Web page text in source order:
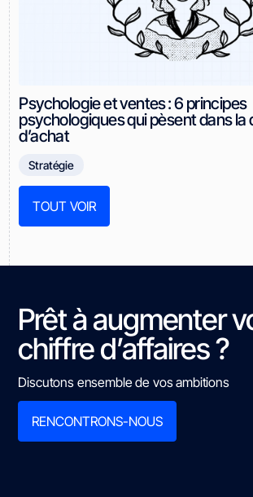
Psychologie et ventes : 6 principes
psychologiques qui pèsent dans la
d’achat
Stratégie
TOUT VOIR
Prêt à augmenter
chiffre d’affaires ?
Discutons ensemble de vos ambitions
RENCONTRONS-NOUS